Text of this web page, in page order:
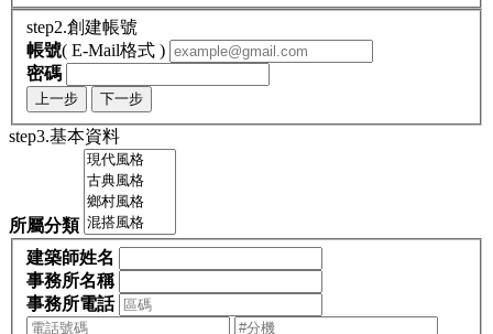
step2.創建帳號
帳號( E-Mail格式 )
密碼
上一步 下一步
step3.基本資料
所屬分類
建築師姓名
事務所名稱
事務所電話